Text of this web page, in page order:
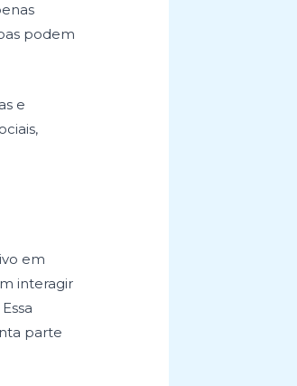
podem
e
em
interagir
parte